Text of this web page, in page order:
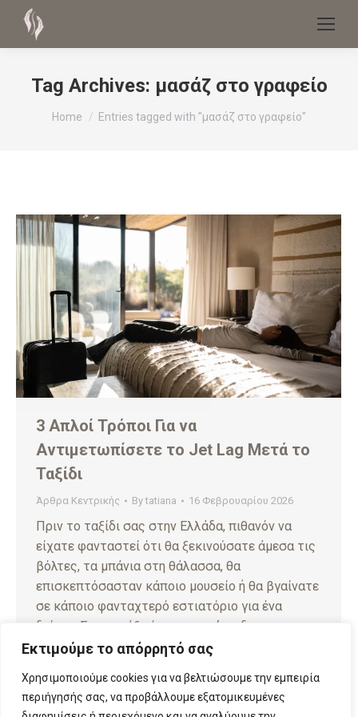
Εκτιμούμε το απόρρητό σας
Χρησιμοποιούμε cookies για να βελτιώσουμε την εμπειρία
περιήγησής σας, να προβάλλουμε εξατομικευμένες
Tag Archives: μασάζ στο γραφείο
You are here:
Home Entries tagged with "μασάζ στο γραφείο"
3 Απλοί Τρόποι Για να
Αντιμετωπίσετε το Jet Lag Μετά το
Ταξίδι
Άρθρα Κεντρικής Bytatiana 16 Φεβρουαρίου 2026
Πριν το ταξίδι σας στην Ελλάδα, πιθανόν να
είχατε φανταστεί ότι θα ξεκινούσατε άμεσα τις
βόλτες, τα μπάνια στη θάλασσα, θα
επισκεπτόσασταν κάποιο μουσείο ή θα βγαίνατε
σε κάποιο φανταχτερό εστιατόριο για ένα
δείπνο. Στην πράξη όμως, το σώμα δεν
ακολουθεί πάντα τον ενθουσιασμό του
υπνηλία σε λάθος…